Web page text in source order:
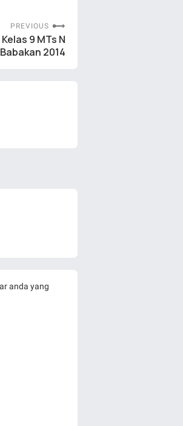
PREVIOUS
9 MTs N
Babakan 2014
anda yang